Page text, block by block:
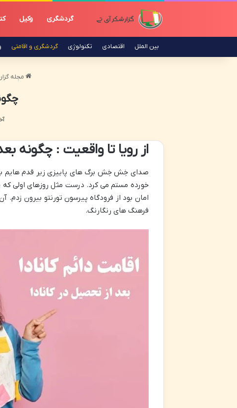
گردشگری وکیل
بین الملل اقتصادی تکنولوژی گردشگری و اقامتی
مجله
از رویا تا واقعیت : چگونه
صدای خِش خِش برگ های پاییزی زیر قدم هایم
خورده مستم می کرد. درست مثل روزهای اولی که
امان بود از فرودگاه پیرسون تورنتو بیرون
فرهنگ های رنگارنگ.